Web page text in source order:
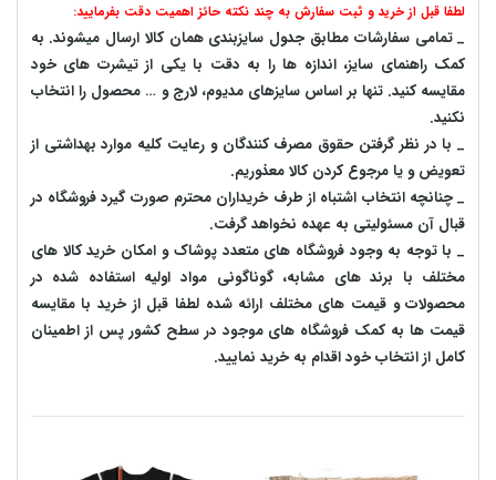
لطفا قبل از خرید و ثبت سفارش به چند نکته حائز اهمیت دقت بفرمایید:
_ تمامی سفارشات مطابق جدول سایزبندی همان کالا ارسال میشوند. به
کمک راهنمای سایز، اندازه ها را به دقت با یکی از تیشرت های خود
مقایسه کنید. تنها بر اساس سایزهای مدیوم، لارج و … محصول را انتخاب
نکنید.
_ با در نظر گرفتن حقوق مصرف کنندگان و رعایت کلیه موارد بهداشتی از
تعویض و یا مرجوع کردن کالا معذوریم.
_ چنانچه انتخاب اشتباه از طرف خریداران محترم صورت گیرد فروشگاه در
قبال آن مسئولیتی به عهده نخواهد گرفت.
_ با توجه به‌ وجود فروشگاه های متعدد‌ پوشاک و امکان خرید کالا های
مختلف با برند های مشابه، گوناگونی مواد اولیه استفاده شده در
محصولات و قیمت های مختلف ارائه شده لطفا قبل از خرید با مقایسه
قیمت ها به کمک فروشگاه های موجود در سطح کشور پس از اطمینان
کامل از انتخاب خود اقدام به خرید نمایید.